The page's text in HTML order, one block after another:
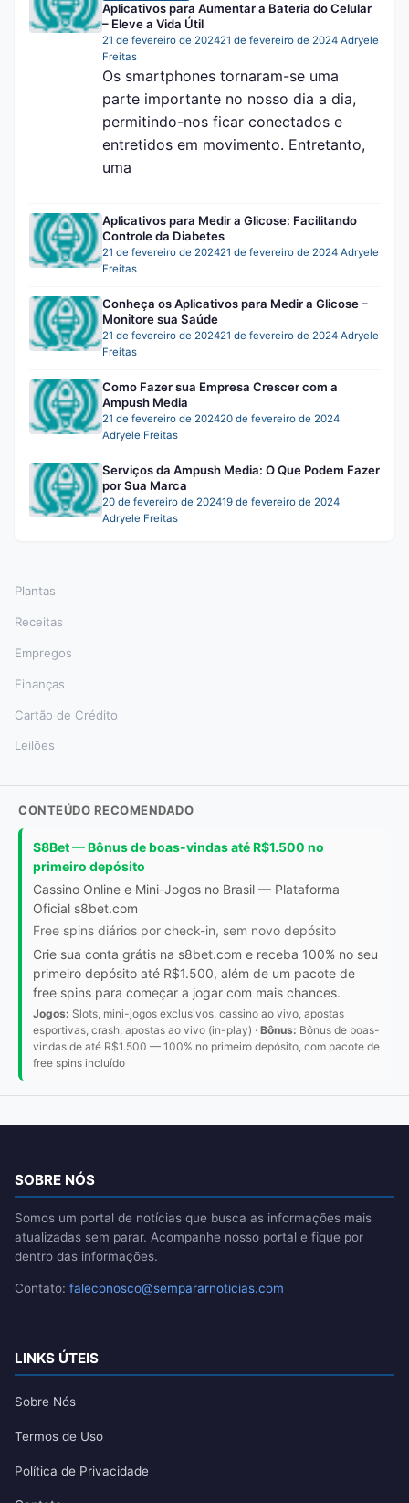
Aplicativos para Aumentar a Bateria do Celular
– Eleve a Vida Útil
21 de fevereiro de 202421 de fevereiro de 2024 Adryele
Freitas
Os smartphones tornaram-se uma
parte importante no nosso dia a dia,
permitindo-nos ficar conectados e
entretidos em movimento. Entretanto,
uma
Aplicativos para Medir a Glicose: Facilitando
Controle da Diabetes
21 de fevereiro de 202421 de fevereiro de 2024 Adryele
Freitas
Conheça os Aplicativos para Medir a Glicose –
Monitore sua Saúde
21 de fevereiro de 202421 de fevereiro de 2024 Adryele
Freitas
Como Fazer sua Empresa Crescer com a
Ampush Media
21 de fevereiro de 202420 de fevereiro de 2024
Adryele Freitas
Serviços da Ampush Media: O Que Podem Fazer
por Sua Marca
20 de fevereiro de 202419 de fevereiro de 2024
Adryele Freitas
Plantas
Receitas
Empregos
Finanças
Cartão de Crédito
Leilões
CONTEÚDO RECOMENDADO
S8Bet — Bônus de boas-vindas até R$1.500 no
primeiro depósito
Cassino Online e Mini-Jogos no Brasil — Plataforma
Oficial s8bet.com
Free spins diários por check-in, sem novo depósito
Crie sua conta grátis na s8bet.com e receba 100% no seu
primeiro depósito até R$1.500, além de um pacote de
free spins para começar a jogar com mais chances.
Jogos: Slots, mini-jogos exclusivos, cassino ao vivo, apostas
esportivas, crash, apostas ao vivo (in-play) · Bônus: Bônus de boas-
vindas de até R$1.500 — 100% no primeiro depósito, com pacote de
free spins incluído
SOBRE NÓS
Somos um portal de notícias que busca as informações mais
atualizadas sem parar. Acompanhe nosso portal e fique por
dentro das informações.
Contato: faleconosco@sempararnoticias.com
LINKS ÚTEIS
Sobre Nós
Termos de Uso
Política de Privacidade